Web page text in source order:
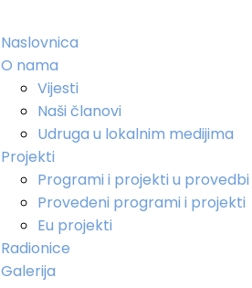
Naslovnica
O nama
Vijesti
Naši članovi
Udruga u lokalnim medijima
Projekti
Programi i projekti u provedbi
Provedeni programi i projekti
Eu projekti
Radionice
Galerija